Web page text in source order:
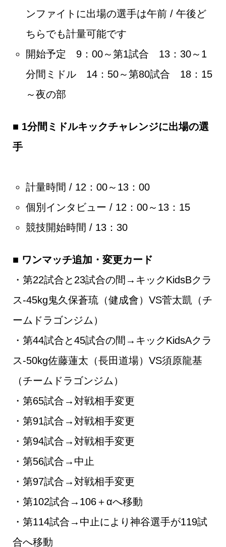
ンファイトに出場の選手は午前 / 午後ど
ちらでも計量可能です
開始予定 9：00～第1試合 13：30～1
分間ミドル 14：50～第80試合 18：15
～夜の部
■ 1分間ミドルキックチャレンジに出場の選
手
計量時間 / 12：00～13：00
個別インタビュー / 12：00～13：15
競技開始時間 / 13：30
■ ワンマッチ追加・変更カード
・第22試合と23試合の間→キックKidsBクラ
ス-45kg鬼久保蒼琉（健成會）VS菅太凱（チ
ームドラゴンジム）
・第44試合と45試合の間→キックKidsAクラ
ス-50kg佐藤蓮太（長田道場）VS須原龍基
（チームドラゴンジム）
・第65試合→対戦相手変更
・第91試合→対戦相手変更
・第94試合→対戦相手変更
・第56試合→中止
・第97試合→対戦相手変更
・第102試合→106＋αへ移動
・第114試合→中止により神谷選手が119試
合へ移動